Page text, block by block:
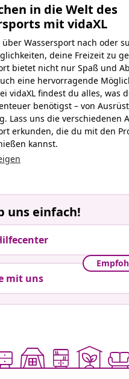
in die Welt des
mit vidaXL
über Wassersport nach oder
deine Freizeit zu
bietet nicht nur Spaß und
eine hervorragende
vidaXL findest du alles, was
benötigst – von
Lass uns die verschiedenen
erkunden, die du mit den
kannst.
uns einfach!
mit uns